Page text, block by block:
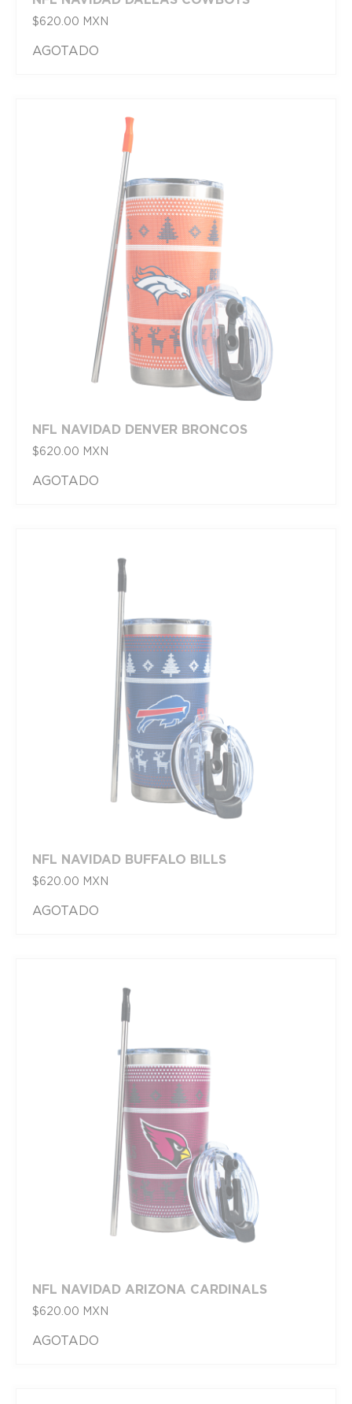
$620.00 MXN
AGOTADO
NFL NAVIDAD DENVER BRONCOS
$620.00 MXN
AGOTADO
NFL NAVIDAD BUFFALO BILLS
$620.00 MXN
AGOTADO
NFL NAVIDAD ARIZONA CARDINALS
$620.00 MXN
AGOTADO